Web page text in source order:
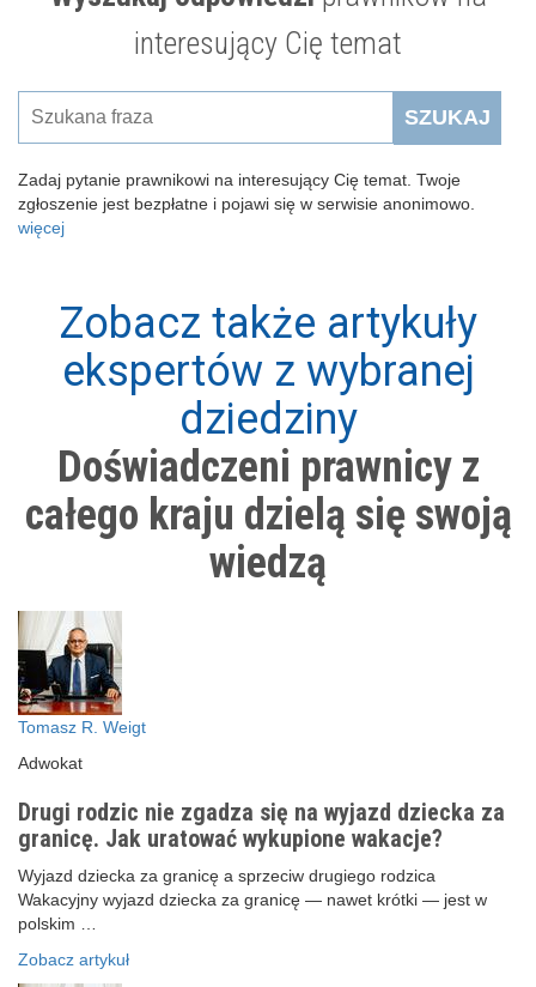
interesujący Cię temat
SZUKAJ
Zadaj pytanie prawnikowi na interesujący Cię temat. Twoje
zgłoszenie jest bezpłatne i pojawi się w serwisie anonimowo.
więcej
Zobacz także artykuły
ekspertów z wybranej
dziedziny
Doświadczeni prawnicy z
całego kraju dzielą się swoją
wiedzą
Tomasz R. Weigt
Adwokat
Drugi rodzic nie zgadza się na wyjazd dziecka za
granicę. Jak uratować wykupione wakacje?
Wyjazd dziecka za granicę a sprzeciw drugiego rodzica
Wakacyjny wyjazd dziecka za granicę — nawet krótki — jest w
polskim …
Zobacz artykuł